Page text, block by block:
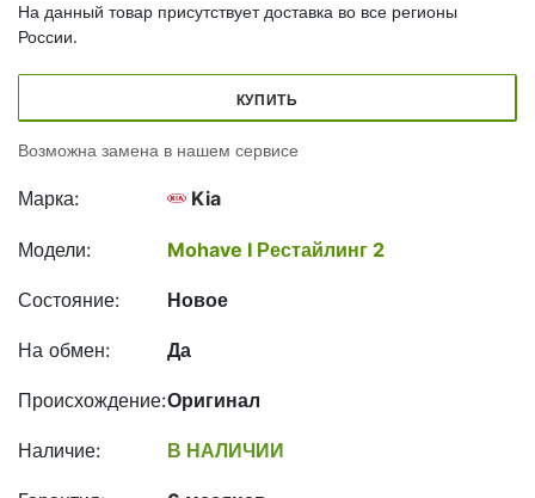
На данный товар присутствует доставка во все регионы
России.
КУПИТЬ
Возможна замена в нашем сервисе
Марка: Kia
Модели: Mohave I Рестайлинг 2
Состояние: Новое
На обмен: Да
Происхождение:Оригинал
Наличие: В НАЛИЧИИ